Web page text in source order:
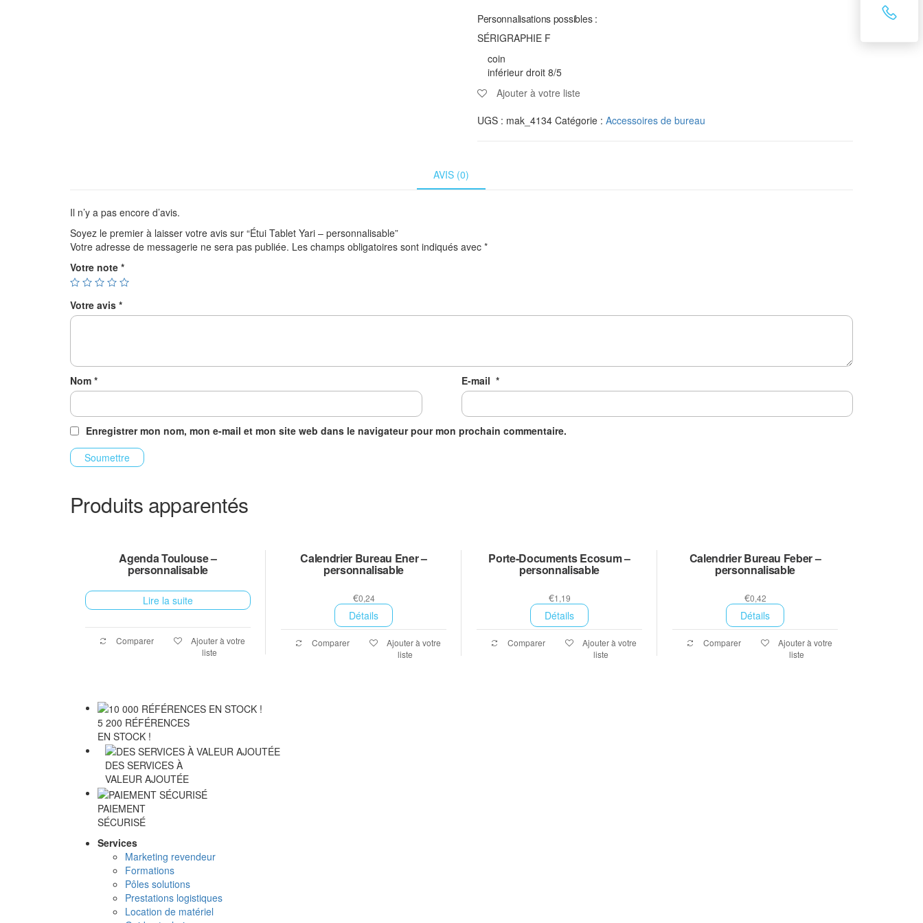
Personnalisations possibles :
SÉRIGRAPHIE F
coin
inférieur droit 8/5
Ajouter à votre liste
UGS : mak_4134 Catégorie : Accessoires de bureau
AVIS (0)
Il n’y a pas encore d’avis.
Soyez le premier à laisser votre avis sur “Étui Tablet Yari – personnalisable”
Votre adresse de messagerie ne sera pas publiée. Les champs obligatoires sont indiqués avec *
Votre note *
Votre avis *
Nom * E-mail *
Enregistrer mon nom, mon e-mail et mon site web dans le navigateur pour mon prochain commentaire.
Produits apparentés
Agenda Toulouse –
personnalisable
Lire la suite
Comparer
Ajouter à votre
liste
Calendrier Bureau Ener –
personnalisable
€0,24
Détails
Comparer
Ajouter à votre
liste
Porte-Documents Ecosum –
personnalisable
€1,19
Détails
Comparer
Ajouter à votre
liste
Calendrier Bureau Feber –
personnalisable
€0,42
Détails
Comparer
Ajouter à votre
liste
5 200 RÉFÉRENCES
EN STOCK !
DES SERVICES À
VALEUR AJOUTÉE
PAIEMENT
SÉCURISÉ
Services
Marketing revendeur
Formations
Pôles solutions
Prestations logistiques
Location de matériel